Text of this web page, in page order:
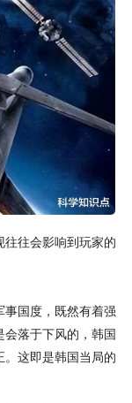
往会影响到玩家的
国度，既然有着强
落于下风的，韩国
。这即是韩国当局的